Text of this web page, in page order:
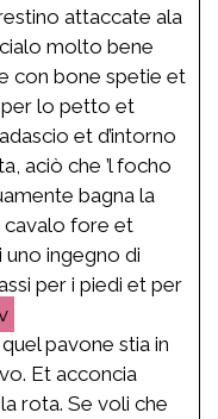
attaccate ala
molto bene
con bone spetie et
lo petto et
et d’intorno
aciò che ’l focho
bagna la
cavalo fore et
uno ingegno di
per i piedi et per
pavone stia in
Et acconcia
rota. Se voli che